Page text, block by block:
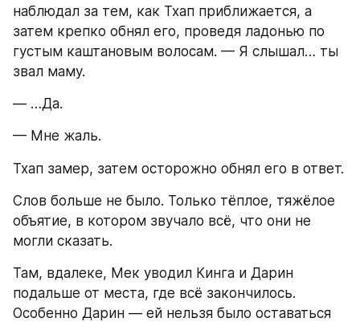
наблюдал за тем, как Тхап приближается, а
затем крепко обнял его, проведя ладонью по
густым каштановым волосам. — Я слышал… ты
звал маму.
— …Да.
— Мне жаль.
Тхап замер, затем осторожно обнял его в ответ.
Слов больше не было. Только тёплое, тяжёлое
объятие, в котором звучало всё, что они не
могли сказать.
Там, вдалеке, Мек уводил Кинга и Дарин
подальше от места, где всё закончилось.
Особенно Дарин — ей нельзя было оставаться